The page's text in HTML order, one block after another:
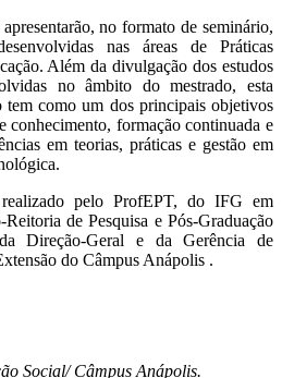
no formato de seminário,
nas áreas de Práticas
Além da divulgação dos estudos
no âmbito do mestrado, esta
como um dos principais objetivos
conhecimento, formação continuada e
em teorias, práticas e gestão em
pelo ProfEPT, do IFG em
de Pesquisa e Pós-Graduação
Direção-Geral e da Gerência de
do Câmpus Anápolis .
Social/ Câmpus Anápolis.